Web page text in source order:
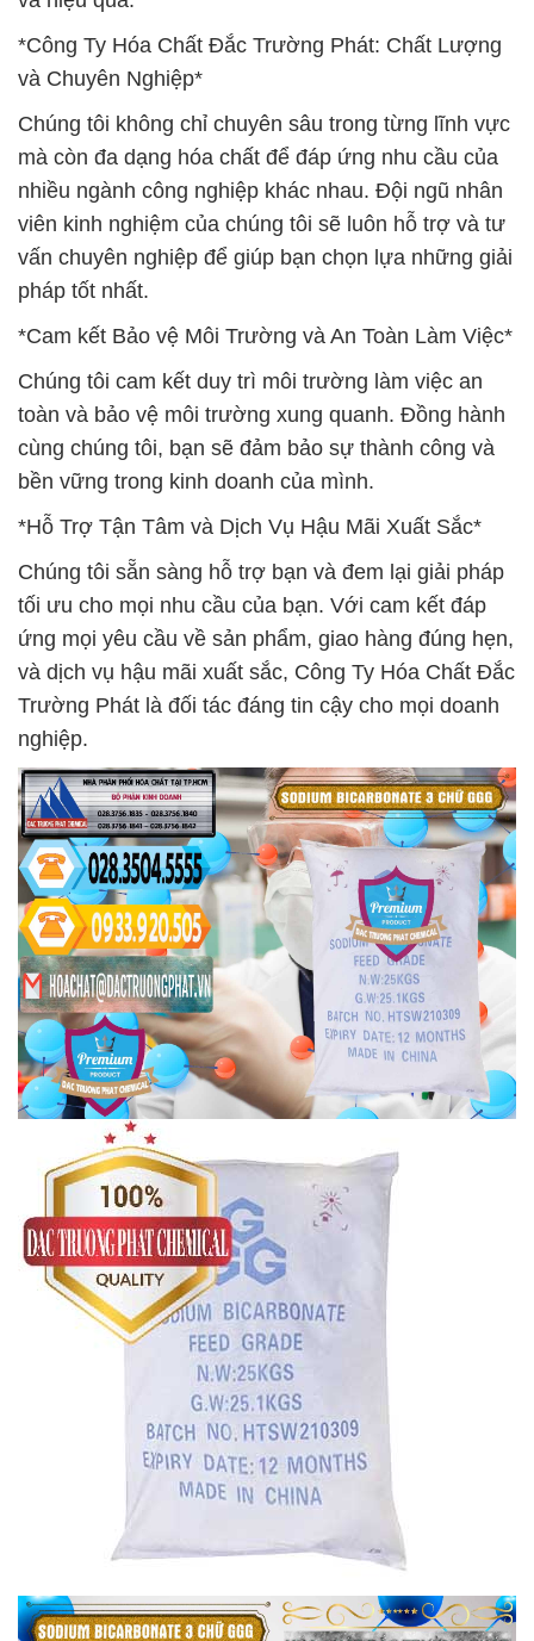
*Công Ty Hóa Chất Đắc Trường Phát: Chất Lượng
và Chuyên Nghiệp*
Chúng tôi không chỉ chuyên sâu trong từng lĩnh vực
mà còn đa dạng hóa chất để đáp ứng nhu cầu của
nhiều ngành công nghiệp khác nhau. Đội ngũ nhân
viên kinh nghiệm của chúng tôi sẽ luôn hỗ trợ và tư
vấn chuyên nghiệp để giúp bạn chọn lựa những giải
pháp tốt nhất.
*Cam kết Bảo vệ Môi Trường và An Toàn Làm Việc*
Chúng tôi cam kết duy trì môi trường làm việc an
toàn và bảo vệ môi trường xung quanh. Đồng hành
cùng chúng tôi, bạn sẽ đảm bảo sự thành công và
bền vững trong kinh doanh của mình.
*Hỗ Trợ Tận Tâm và Dịch Vụ Hậu Mãi Xuất Sắc*
Chúng tôi sẵn sàng hỗ trợ bạn và đem lại giải pháp
tối ưu cho mọi nhu cầu của bạn. Với cam kết đáp
ứng mọi yêu cầu về sản phẩm, giao hàng đúng hẹn,
và dịch vụ hậu mãi xuất sắc, Công Ty Hóa Chất Đắc
Trường Phát là đối tác đáng tin cậy cho mọi doanh
nghiệp.